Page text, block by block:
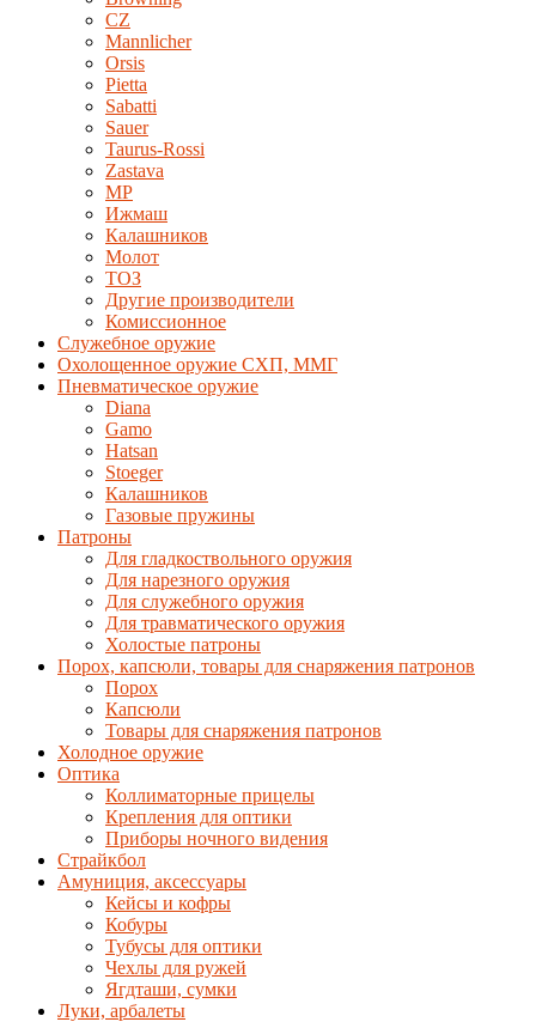
CZ
Mannlicher
Orsis
Pietta
Sabatti
Sauer
Taurus-Rossi
Zastava
MP
Ижмаш
Калашников
Молот
ТОЗ
Другие производители
Комиссионное
Служебное оружие
Охолощенное оружие СХП, ММГ
Пневматическое оружие
Diana
Gamo
Hatsan
Stoeger
Калашников
Газовые пружины
Патроны
Для гладкоствольного оружия
Для нарезного оружия
Для служебного оружия
Для травматического оружия
Холостые патроны
Порох, капсюли, товары для снаряжения патронов
Порох
Капсюли
Товары для снаряжения патронов
Холодное оружие
Оптика
Коллиматорные прицелы
Крепления для оптики
Приборы ночного видения
Страйкбол
Амуниция, аксессуары
Кейсы и кофры
Кобуры
Тубусы для оптики
Чехлы для ружей
Ягдташи, сумки
Луки, арбалеты